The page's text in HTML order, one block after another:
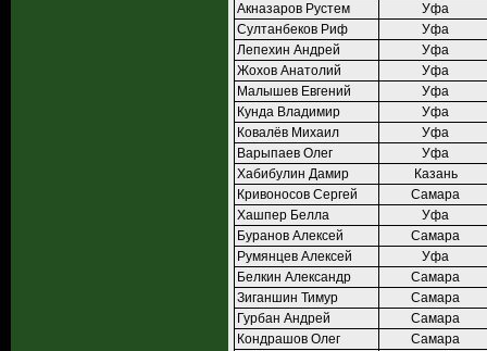
Акназаров Рустем
Уфа
Султанбеков Риф
Уфа
Лепехин Андрей
Уфа
Жохов Анатолий
Уфа
Малышев Евгений
Уфа
Кунда Владимир
Уфа
Ковалёв Михаил
Уфа
Варыпаев Олег
Уфа
Хабибулин Дамир
Казань
Кривоносов Сергей
Самара
Хашпер Белла
Уфа
Буранов Алексей
Самара
Румянцев Алексей
Уфа
Белкин Александр
Самара
Зиганшин Тимур
Самара
Гурбан Андрей
Самара
Кондрашов Олег
Самара